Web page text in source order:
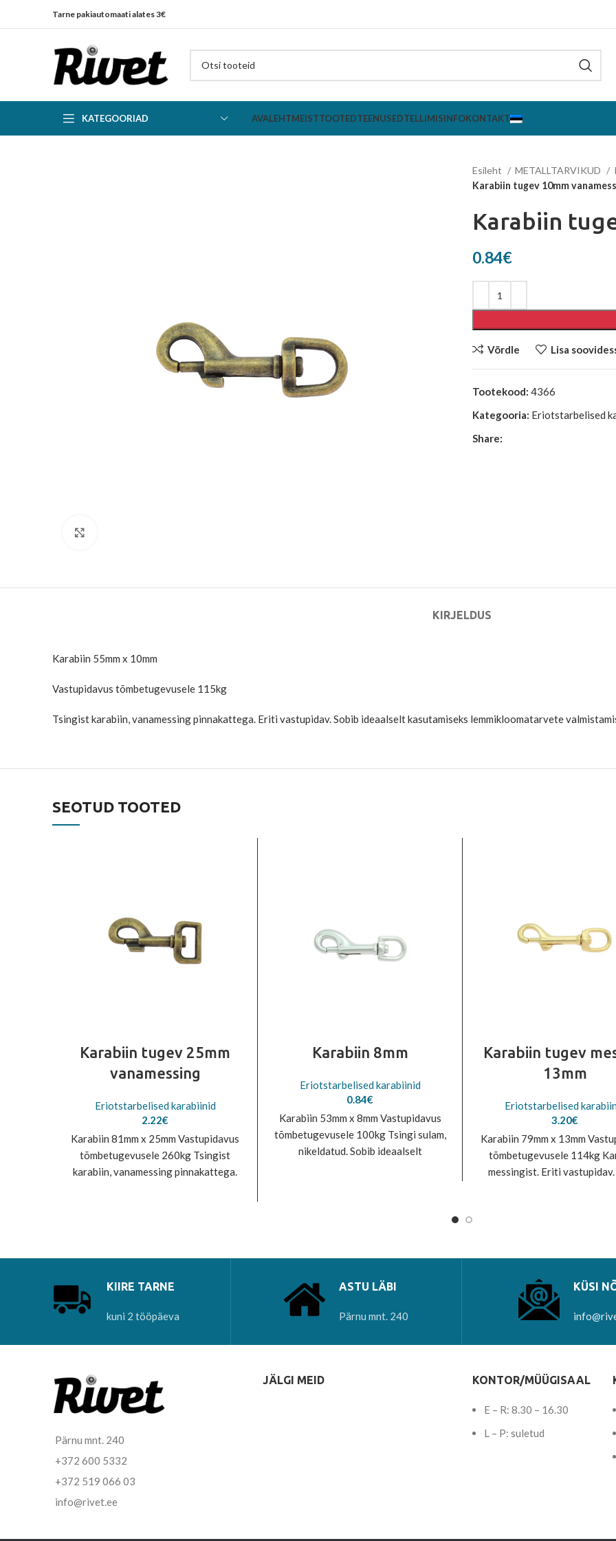
Tarne pakiautomaati alates 3€
KATEGOORIAD AVALEHTMEISTTOOTEDTEENUSEDTELLIMISINFOKONTAKT
Esileht METALLTARVIKUD
Karabiin tugev 10mm
Karabiin
0.84€
Võrdle Lisa
Tootekood: 4366
Kategooria: Eriotstarbelised
Share:
KIRJELDUS
Karabiin 55mm x 10mm
Vastupidavus tõmbetugevusele 115kg
Tsingist karabiin, vanamessing pinnakattega. Eriti vastupidav. Sobib ideaalselt kasutamiseks lemmikloomatarvete
SEOTUD TOOTED
Karabiin tugev 25mm
vanamessing
Eriotstarbelised karabiinid
2.22€
Karabiin 81mm x 25mm Vastupidavus
tõmbetugevusele 260kg Tsingist
karabiin, vanamessing pinnakattega.
Karabiin 8mm
Eriotstarbelised karabiinid
0.84€
Karabiin 53mm x 8mm Vastupidavus
tõmbetugevusele 100kg Tsingi sulam,
nikeldatud. Sobib ideaalselt
Karabiin tugev
13mm
Eriotstarbelised
3.20€
Karabiin 79mm x 13mm
tõmbetugevusele 114kg
messingist. Eriti vastupidav.
KIIRE TARNE
kuni 2 tööpäeva
ASTU LÄBI
Pärnu mnt. 240
KÜSI
Pärnu mnt. 240
+372 600 5332
+372 519 066 03
info@rivet.ee
JÄLGI MEID KONTOR/MÜÜGISAAL
E – R: 8.30 – 16.30
L – P: suletud